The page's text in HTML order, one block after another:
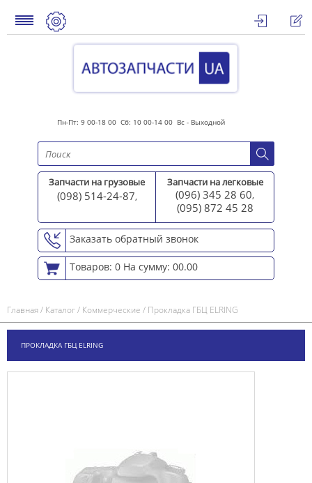
Пн-Пт: 9 00-18 00 Сб: 10 00-14 00 Вс - Выходной
Запчасти на грузовые
(098) 514-24-87,
Запчасти на легковые
(096) 345 28 60,
(095) 872 45 28
Заказать обратный звонок
Товаров: 0 На сумму: 00.00
Главная/ Каталог/ Коммерческие / Прокладка ГБЦ ELRING
ПРОКЛАДКА ГБЦ ELRING